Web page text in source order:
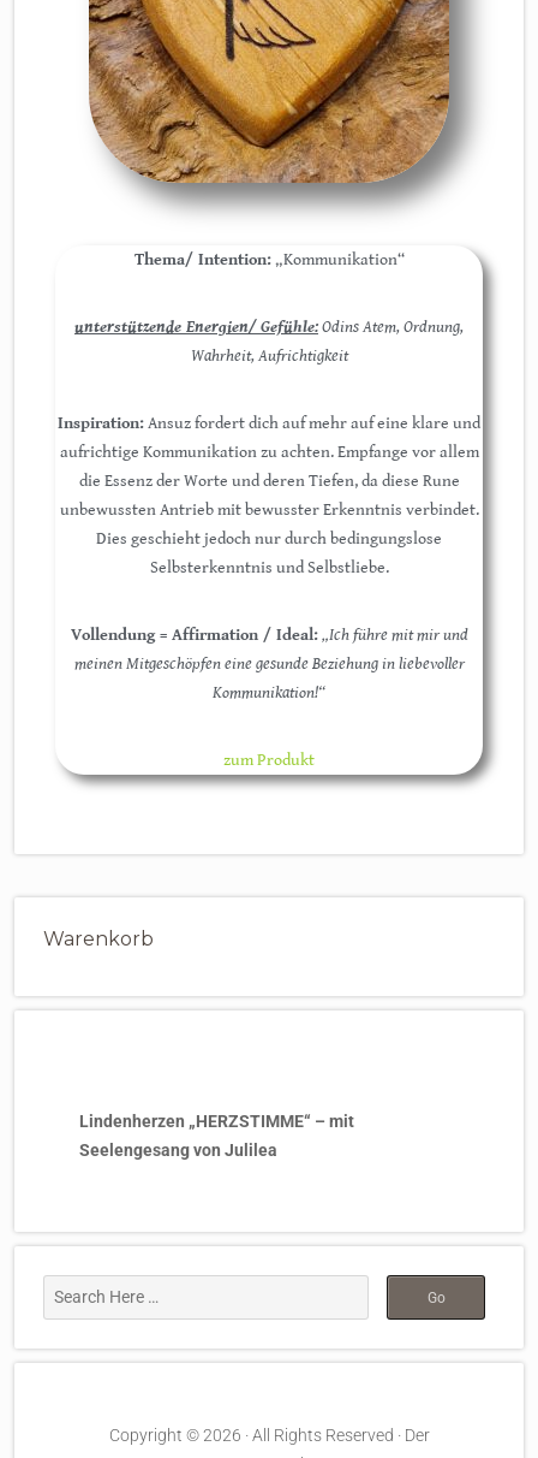
Thema/ Intention:„Kommunikation“
unterstützende Energien/ Gefühle:Odins Atem, Ordnung,
Wahrheit, Aufrichtigkeit
Inspiration:Ansuz fordert dich auf mehr auf eine klare und
aufrichtige Kommunikation zu achten. Empfange vor allem
die Essenz der Worte und deren Tiefen, da diese Rune
unbewussten Antrieb mit bewusster Erkenntnis verbindet.
Dies geschieht jedoch nur durch bedingungslose
Selbsterkenntnis und Selbstliebe.
Vollendung = Affirmation / Ideal:„Ich führe mit mir und
meinen Mitgeschöpfen eine gesunde Beziehung in liebevoller
Kommunikation!“
zum Produkt
Warenkorb
Lindenherzen „HERZSTIMME“ – mit
Seelengesang von Julilea
Copyright © 2026 · All Rights Reserved · Der